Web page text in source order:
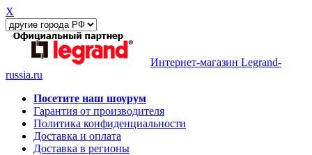
X
Интернет-магазин Legrand-
russia.ru
Посетите наш шоурум
Гарантия от производителя
Политика конфиденциальности
Доставка и оплата
Доставка в регионы